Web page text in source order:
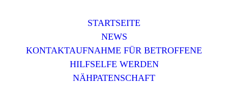
STARTSEITE
NEWS
KONTAKTAUFNAHME FÜR BETROFFENE
HILFSELFE WERDEN
NÄHPATENSCHAFT